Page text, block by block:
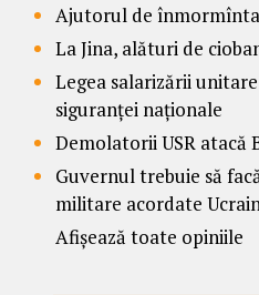
Ajutorul de
La Jina, alături de
Legea salarizării
siguranței naționale
Demolatorii USR atacă
Guvernul trebuie să
militare acordate
Afișează toate opiniile